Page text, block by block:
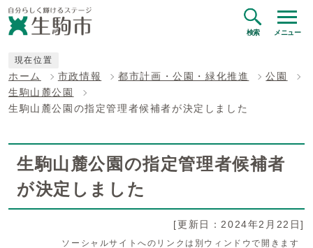
検索 メニュー
現在位置
ホーム 市政情報 都市計画・公園・緑化推進
公園
生駒山麓公園
生駒山麓公園の指定管理者候補者が決定しました
生駒山麓公園の指定管理者候補者
が決定しました
[更新日：2024年2月22日]
ソーシャルサイトへのリンクは別ウィンドウで開きます